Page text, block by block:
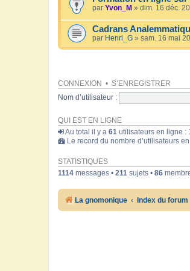
par Yvon_M » dim. 16 déc.
Cadrans
par Henri_G » sam. 16 mai
CONNEXION • S’ENREGISTRER
Nom d’utilisateur :
QUI EST EN LIGNE
Au total il y a 61 utilisateurs en ligne :
Le record du nombre d’utilisateurs
STATISTIQUES
1114 messages • 211 sujets • 86
La gnomonique Index du forum